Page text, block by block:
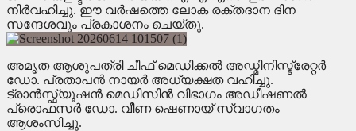
നിർവഹിച്ചു. ഈ വർഷത്തെ ലോക രക്തദാന ദിന
സന്ദേശവും പ്രകാശനം ചെയ്തു.
അമൃത ആശുപത്രി ചീഫ് മെഡിക്കൽ അഡ്മിനിസ്ട്രേറ്റർ
ഡോ. പ്രതാപൻ നായർ അധ്യക്ഷത വഹിച്ചു.
ട്രാൻസ്ഫ്യൂഷൻ മെഡിസിൻ വിഭാഗം അഡീഷണൽ
പ്രൊഫസർ ഡോ. വീണ ഷെണായ് സ്വാഗതം
ആശംസിച്ചു.